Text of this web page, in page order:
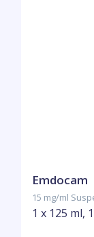
Emdocam
15 mg/ml
1 x 125 ml,